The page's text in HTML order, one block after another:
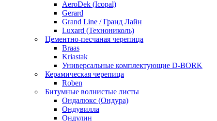
AeroDek (Icopal)
Gerard
Grand Line / Гранд Лайн
Luxard (Технониколь)
Цементно-песчаная черепица
Braas
Kriastak
Универсальные комплектующие D-BORK
Керамическая черепица
Roben
Битумные волнистые листы
Ондалюкс (Ондура)
Ондувилла
Ондулин